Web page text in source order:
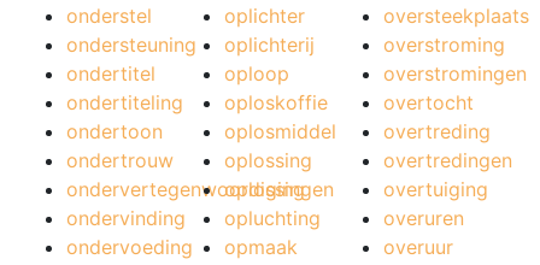
onderstel
ondersteuning
ondertitel
ondertiteling
ondertoon
ondertrouw
ondervertegenwoordiging
ondervinding
ondervoeding
oplichter
oplichterij
oploop
oploskoffie
oplosmiddel
oplossing
oplossingen
opluchting
opmaak
oversteekplaats
overstroming
overstromingen
overtocht
overtreding
overtredingen
overtuiging
overuren
overuur